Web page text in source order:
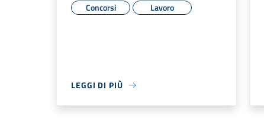
Concorsi Lavoro
LEGGI DI PIÙ